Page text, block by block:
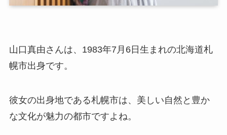
山口真由さんは、1983年7月6日生まれの北海道札
幌市出身です。
彼女の出身地である札幌市は、美しい自然と豊か
な文化が魅力の都市ですよね。